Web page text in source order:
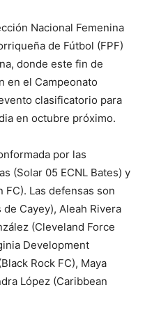
Nacional Femenina
de Fútbol (FPF)
donde este fin de
en el Campeonato
clasificatorio para
en octubre próximo.
por las
(Solar 05 ECNL Bates) y
FC). Las defensas son
Cayey), Aleah Rivera
(Cleveland Force
Development
Rock FC), Maya
López (Caribbean